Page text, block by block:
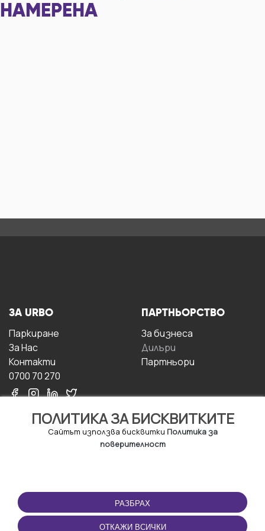
НАМЕРЕНА
ПОЛИТИКА ЗА БИСКВИТКИТЕ
Сайтът използва бисквитки Политика за
поверителност
РАЗБРАХ
ОТКАЖИ ВСИЧКИ
ЗА URBO
Паркиране
За Hас
Контакти
0700 70 270
ПАРТНЬОРСТВО
За бизнесa
Дилъри
Партньори
ПОЛЗВАНЕ
Правила и условия за
ползване
ПРИЛОЖЕНИЕТО